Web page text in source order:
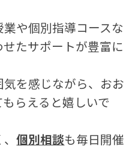
や個別指導コースな
たサポートが豊富に
を感じながら、おお
らえると嬉しいで
、個別相談も毎日開催